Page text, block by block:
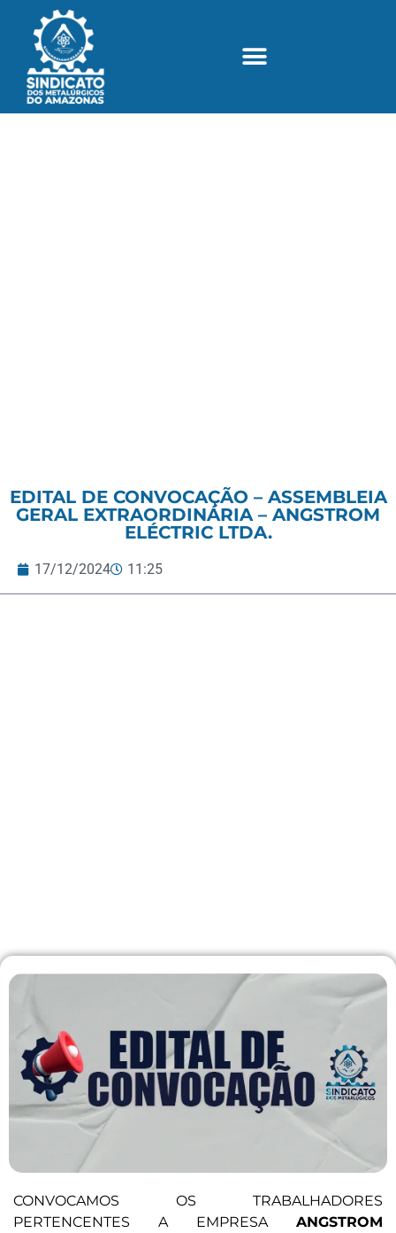
EDITAL DE CONVOCAÇÃO – ASSEMBLEIA
GERAL EXTRAORDINÁRIA – ANGSTROM
ELÉCTRIC LTDA.
17/12/2024 11:25
CONVOCAMOS OS TRABALHADORES
PERTENCENTES A EMPRESA ANGSTROM